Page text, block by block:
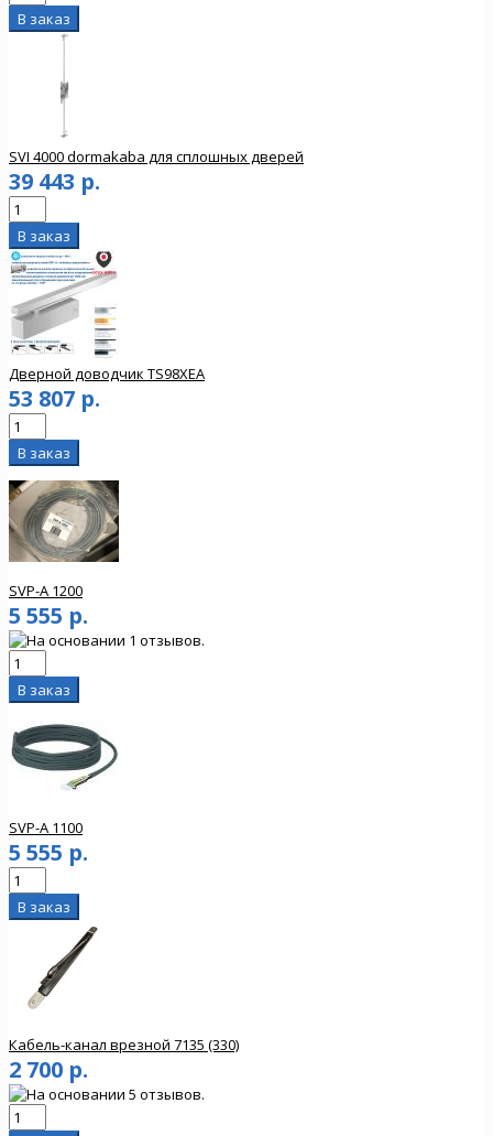
SVI 4000 dormakaba для сплошных дверей
39 443 р.
Дверной доводчик TS98XEA
53 807 р.
SVP-A 1200
5 555 р.
SVP-A 1100
5 555 р.
Кабель-канал врезной 7135 (330)
2 700 р.